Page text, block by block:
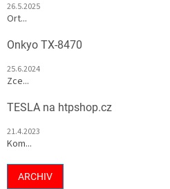
26.5.2025
Ort...
Onkyo TX-8470
25.6.2024
Zce...
TESLA na htpshop.cz
21.4.2023
Kom...
ARCHIV